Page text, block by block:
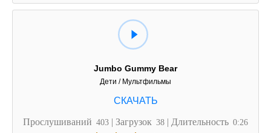
Jumbo Gummy Bear
Дети / Мультфильмы
Прослушиваний 403 | Загрузок 38 | Длительность 0:26